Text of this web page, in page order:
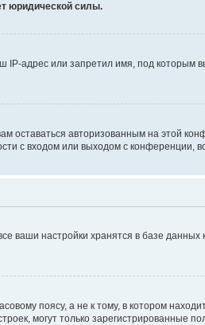
юридической силы.
адрес или запретил имя, под которым
оставаться авторизованным на этой
с входом или выходом с конференции,
ваши настройки хранятся в базе
поясу, а не к тому, в котором
могут только зарегистрированные